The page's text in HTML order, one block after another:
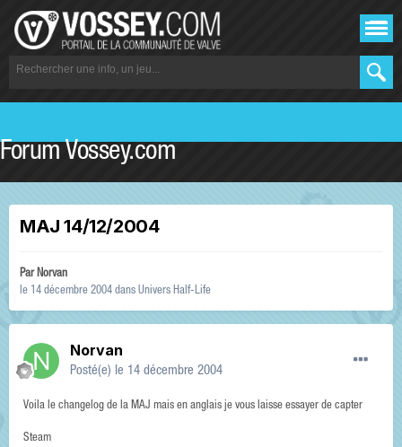
Forum Vossey.com
MAJ 14/12/2004
ParNorvan
le 14 décembre 2004 dans Univers Half-Life
Norvan
Posté(e) le 14 décembre 2004
Voila le changelog de la MAJ mais en anglais je vous laisse essayer de capter
Steam